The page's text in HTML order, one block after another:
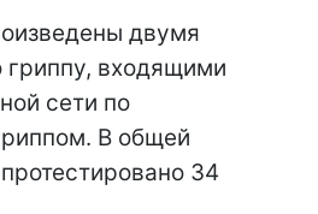
двумя
входящими
сети по
В общей
34